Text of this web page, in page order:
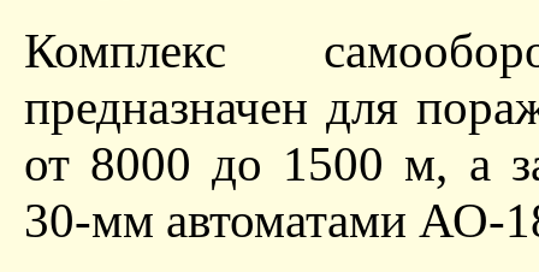
Комплекс
предназначен для
от 8000 до 1500 м, а
30-мм автоматами АО-